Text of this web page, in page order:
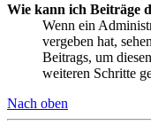
Wie kann ich Beiträge
Wenn ein
vergeben hat,
Beitrags, um
weiteren Schritte
Nach oben